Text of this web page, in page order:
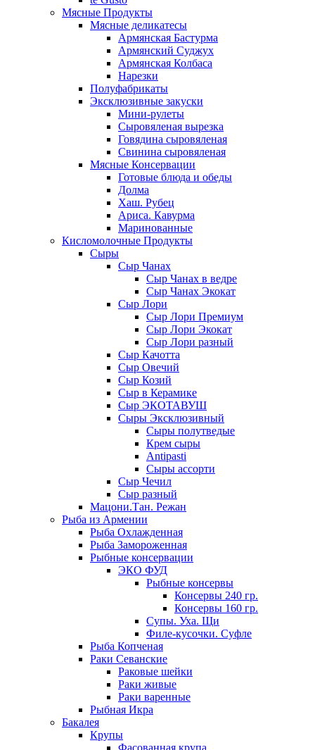
Мясные Продукты
Мясные деликатесы
Армянская Бастурма
Армянский Суджух
Армянская Колбаса
Нарезки
Полуфабрикаты
Эксклюзивные закуски
Мини-рулеты
Сыровяленая вырезка
Говядина сыровяленая
Свинина сыровяленая
Мясные Консервации
Готовые блюда и обеды
Долма
Хаш. Рубец
Ариса. Кавурма
Маринованные
Кисломолочные Продукты
Сыры
Сыр Чанах
Сыр Чанах в ведре
Сыр Чанах Экокат
Сыр Лори
Сыр Лори Премиум
Сыр Лори Экокат
Сыр Лори разный
Сыр Качотта
Сыр Овечий
Сыр Козий
Сыр в Керамике
Сыр ЭКОТАВУШ
Сыры Эксклюзивный
Сыры полутведые
Крем сыры
Antipasti
Сыры ассорти
Сыр Чечил
Сыр разный
Мацони.Тан. Режан
Рыба из Армении
Рыба Охлажденная
Рыба Замороженная
Рыбные консервации
ЭКО ФУД
Рыбные консервы
Консервы 240 гр.
Консервы 160 гр.
Супы. Уха. Щи
Филе-кусочки. Суфле
Рыба Копченая
Раки Севанские
Раковые шейки
Раки живые
Раки варенные
Рыбная Икра
Бакалея
Крупы
Фасованная крупа